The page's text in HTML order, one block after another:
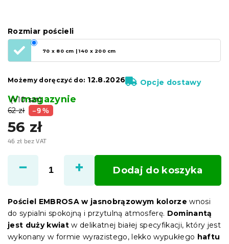
62 zł –9 %
56 zł
46 zł bez VAT
jednostkowa:
W magazynie
(>10 szt)
Rozmiar pościeli
70 x 80 cm | 140 x 200 cm
Możemy doręczyć do: 12.8.2026 Opcje dostawy
Dodaj do koszyka
Pościel EMBROSA w jasnobrązowym kolorze wnosi
do sypialni spokojną i przytulną atmosferę. Dominantą
jest duży kwiat w delikatnej białej specyfikacji, który jest
wykonany w formie wyrazistego, lekko wypukłego haftu